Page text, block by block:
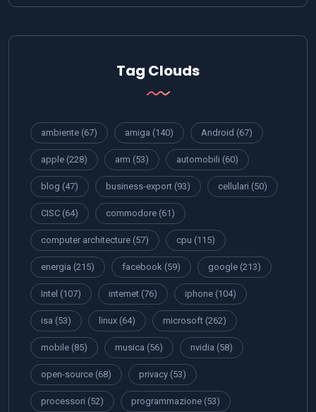
Tag Clouds
ambiente (67) amiga (140) Android (67)
apple (228) arm (53) automobili (60)
blog (47) business-export (93) cellulari (50)
CISC (64) commodore (61)
computer architecture (57) cpu (115)
energia (215) facebook (59) google (213)
Intel (107) internet (76) iphone (104)
isa (53) linux (64) microsoft (262)
mobile (85) musica (56) nvidia (58)
open-source (68) privacy (53)
processori (52) programmazione (53)